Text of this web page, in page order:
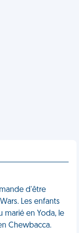
d'être
Les enfants
marié en Yoda, le
Chewbacca.